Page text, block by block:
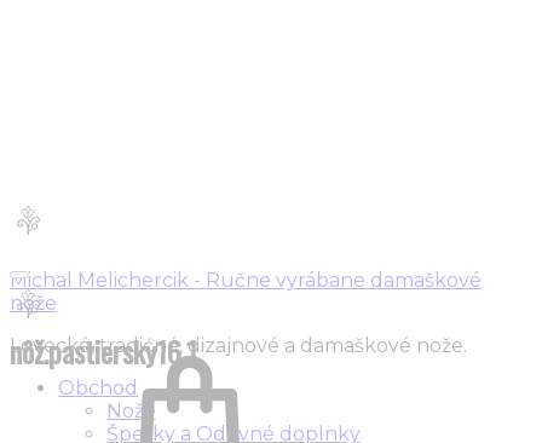
Michal Melichercik - Ručne vyrábane damaškové
nože
Lovecké, tradićné, dizajnové a damaškové nože.
Obchod
Nože
Šperky a Odevné doplnky
nôž.pastiersky16.1